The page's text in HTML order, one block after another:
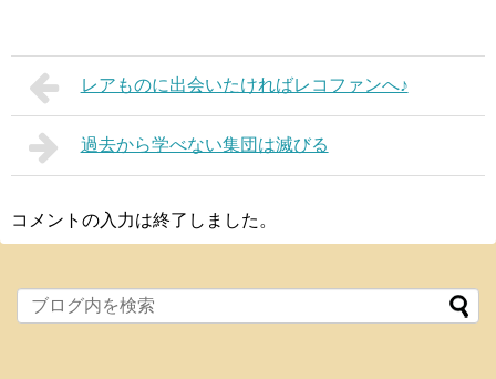
レアものに出会いたければレコファンへ♪
過去から学べない集団は滅びる
コメントの入力は終了しました。